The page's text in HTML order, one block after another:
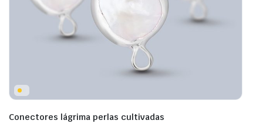
Conectores lágrima perlas cultivadas